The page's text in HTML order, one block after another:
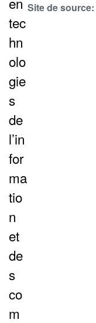
tec
hn
olo
gie
s
de
l’in
for
ma
tio
n
et
de
s
co
m
Site de source: